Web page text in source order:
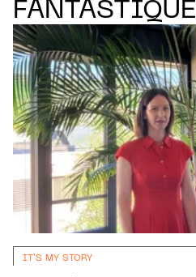
FANTASTIQUE
IT'S MY STORY